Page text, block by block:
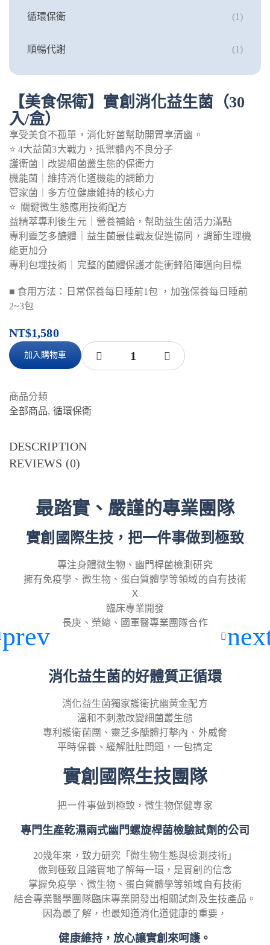
循環保衛 (1)
順暢代謝 (1)
【美食保衛】實創消化益生菌（30
入/盒）
享受美食不孤單，消化好菌幫助開胃享清幽。
⭐ 4大益菌3大戰力，抵禦體內不良分子
護衛菌｜改變細菌叢生態的保衛力
機能菌｜維持消化道機能的調節力
管家菌｜多方位健康維持的核心力
⭐ 關鍵微生態應用技術配方
益精萃專利後生元｜營養補給，幫助益生菌活力滿點
專利靈芝多醣體｜益生菌最佳戰友促進協同，調節生理機
能更加分
專利包埋技術｜完整的菌體保護才能衝鋒陷陣邁向目標
■ 食用方法：日常保養每日睡前1包 ，加強保養每日睡前
2~3包
NT$1,580
加入購物車
商品分類
全部商品, 循環保衛
DESCRIPTION
REVIEWS (0)
最踏實、嚴謹的專業團隊
實創國際生技，把一件事做到極致
專注身體微生物、幽門桿菌檢測研究
擁有免疫學、微生物、蛋白質體學等領域的自有技術
Ｘ
臨床專業開發
長庚、榮總、國軍醫專業團隊合作
消化益生菌的好體質正循環
消化益生菌獨家護衛抗幽黃金配方
溫和不刺激改變細菌叢生態
專利護衛菌團、靈芝多醣體打擊內、外威脅
平時保養、緩解肚肚問題，一包搞定
實創國際生技團隊
把一件事做到極致，微生物保健專家
專門生產乾濕兩式幽門螺旋桿菌檢驗試劑的公司
20幾年來，致力研究「微生物生態與檢測技術」
做到極致且踏實地了解每一環，是實創的信念
掌握免疫學、微生物、蛋白質體學等領域自有技術
結合專業醫學團隊臨床專業開發出相關試劑及生技產品。
因為最了解，也最知道消化道健康的重要，
健康維持，放心讓實創來呵護。